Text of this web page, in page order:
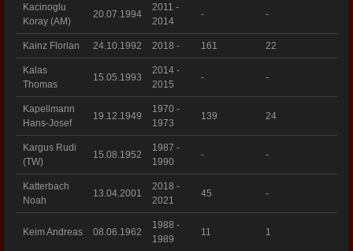
Kacinoglu
Koray (AM)
20.07.1994
2011 -
2014
- -
Kainz Florian 24.10.1992 2018 - 161 22
Kalas
Thomas
15.05.1993
2014 -
2015
- -
Kapellmann
Hans-Josef
19.12.1949
1970 -
1973
139 24
Kargus Rudi
(TW)
15.08.1952
1987 -
1990
- -
Katterbach
Noah
13.04.2001
2018 -
2021
45 -
Keim Andreas 08.06.1962
1988 -
1989
11 1